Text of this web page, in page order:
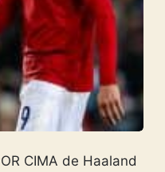
CIMA de Haaland